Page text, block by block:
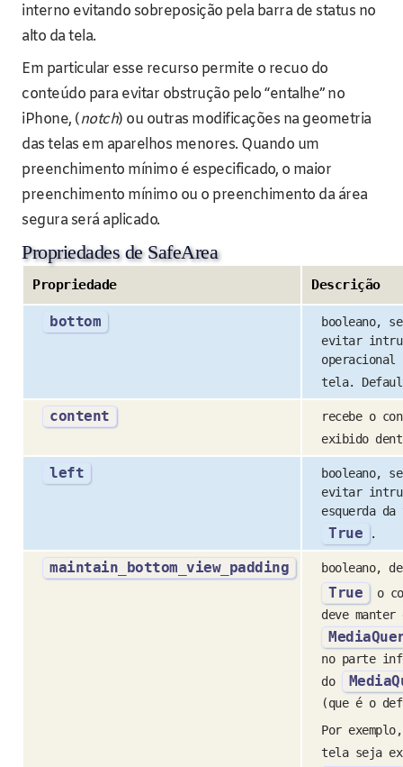
interno evitando sobreposição pela barra de status no
alto da tela.
Em particular esse recurso permite o recuo do
conteúdo para evitar obstrução pelo “entalhe” no
iPhone, (notch) ou outras modificações na geometria
das telas em aparelhos menores. Quando um
preenchimento mínimo é especificado, o maior
preenchimento mínimo ou o preenchimento da área
segura será aplicado.
Propriedades de SafeArea
Propriedade Descrição
bottom
booleano,
evitar
tela.
content
recebe o
exibido
left
booleano,
evitar
esquerda
True .
maintain_bottom_view_padding booleano,
True
o
deve
no parte
do
(que é o
Por
tela seja